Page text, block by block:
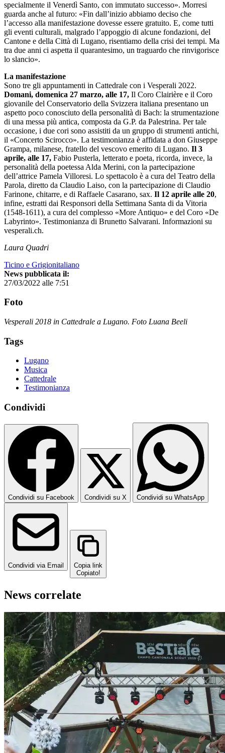
specialmente il Venerdì Santo, con immutato successo». Morresi
guarda anche al futuro: «Fin dall’inizio abbiamo deciso che
l’accesso alla manifestazione dovesse essere gratuito. E, come tutti
gli eventi culturali, malgrado l’appoggio di alcune fondazioni, del
Cantone e della Città di Lugano, risentiamo della crisi dei tempi. Ma
tra due anni ci aspetta il quarantesimo, un traguardo che rinvigorisce
lo slancio».
La manifestazione
Sono tre gli appuntamenti in Cattedrale con i Vesperali 2022.
Domani, domenica 27 marzo, alle 17, Il Coro Clairière e il Coro
giovanile del Conservatorio della Svizzera italiana presentano un
aspetto poco conosciuto della personalità di Bach: la strumentazione
di una messa più antica, composta da G.P. da Palestrina. Per tale
occasione, i due cori sono assistiti da un gruppo di strumenti antichi,
il «Concerto Scirocco». La testimonianza è affidata a don Giuseppe
Grampa, milanese, fratello del vescovo emerito di Lugano. Il 3
aprile, alle 17, Fabio Pusterla, letterato e poeta, ricorda, invece, la
personalità della poetessa Alda Merini, con la partecipazione
dell’attrice Pamela Villoresi. Lo spettacolo è a cura del Teatro della
Parola, diretto da Claudio Laiso, con la partecipazione di Claudio
Farinone, chitarre, e di Raffaele Casarano, sax. Il 12 aprile alle 20,
infine, estratti dai Responsori della Settimana Santa di da Vitoria
(1548-1611), a cura del complesso «More Antiquo» e del Coro «De
Labyrinto». Testimonianza di Brunetto Salvarani. Informazioni su
vesperali.ch.
Laura Quadri
Ticino e Grigionitaliano
News pubblicata il:
27/03/2022 alle 7:51
Foto
Vesperali 2018 in Cattedrale a Lugano. Foto Luana Beeli
Tags
Lugano
Musica
Cattedrale
Testimonianza
Condividi
Condividi su Facebook Condividi su X Condividi su WhatsApp
Condividi via Email
Copia link
Copiato!
News correlate